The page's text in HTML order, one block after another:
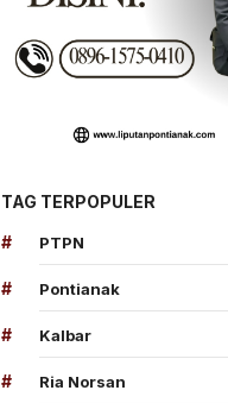
TAG TERPOPULER
#
PTPN
# Pontianak
# Kalbar
# Ria Norsan